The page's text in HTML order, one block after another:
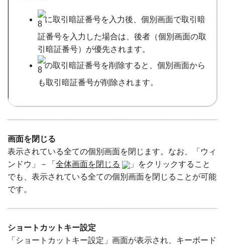
に取引暗証番号を入力後、個別画面で取引暗
証番号を入力した場合は、後者（個別画面の取
引暗証番号）が優先されます。
の取引暗証番号を削除すると、個別画面から
も取引暗証番号が削除されます。
画面を閉じる
表示されている全ての個別画面を閉じます。なお、「ウィ
ンドウ」－「 全体画面を閉じる
」をクリックすること
でも、表示されている全ての個別画面を閉じることが可能
です。
ショートカットキー設定
「ショートカットキー設定」画面が表示され、キーボード